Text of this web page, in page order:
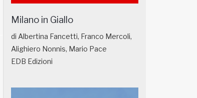
NATUROPATIA IN BREVE 18/01
Milano in Giallo
di Albertina Fancetti, Franco Mercoli,
Alighiero Nonnis, Mario Pace
EDB Edizioni